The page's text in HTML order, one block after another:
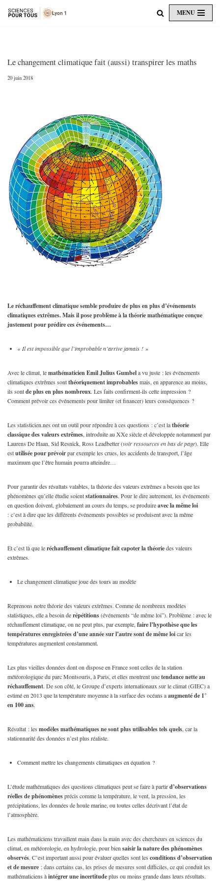
MENU
Le changement climatique fait (aussi) transpirer les maths
20 juin 2018
Le réchauffement climatique semble produire de plus en plus d’événements
climatiques extrêmes. Mais il pose problème à la théorie mathématique conçue
justement pour prédire ces événements…
« Il est impossible que l’improbable n’arrive jamais ! »
Avec le climat, lemathématicien Emil Julius Gumbela vu juste : les événements
climatiques extrêmes sontthéoriquement improbablesmais, en apparence au moins,
ils sontde plus en plus nombreux. Les faits confirment-ils cette impression ?
Comment prévoir ces événements pour limiter (et financer) leurs conséquences ?
Les statisticien.nes ont un outil pour répondre à ces questions : c’est lathéorie
classique des valeurs extrêmes, introduite au XXe siècle et développée notamment par
Laurens De Haan, Sid Resnick, Ross Leadbetter (voir ressources en bas de page). Elle
estutilisée pour prévoirpar exemple les crues, les accidents de transport, l’âge
maximum que l’être humain pourra atteindre…
Pour garantir des résultats valables, la théorie des valeurs extrêmes a besoin que les
phénomènes qu’elle étudie soientstationnaires. Pour le dire autrement, les événements
en question doivent, globalement au cours du temps, se produireavec la même loi
: c’est à dire que les différents événements possibles se produisent avec la même
probabilité.
Et c’est là que leréchauffement climatique fait capoter la théoriedes valeurs
extrêmes.
Le changement climatique joue des tours au modèle
Reprenons notre théorie des valeurs extrêmes. Comme de nombreux modèles
statistiques, elle a besoin derépétitions(événements “de même loi”). Problème : avec le
réchauffement climatique, on ne peut plus, par exemple, faire l’hypothèse que les
températures enregistrées d’une année sur l’autre sont de même loicar les
températures augmentent constamment.
Les plus vieilles données dont on dispose en France sont celles de la station
météorologique du parc Montsouris, à Paris, et elles montrent unetendance nette au
réchauffement. De son côté, le Groupe d’experts internationaux sur le climat (GIEC) a
estimé en 2013 que la température moyenne à la surface des océans aaugmenté de 1°
en 100 ans.
Résultat : les modèles mathématiques ne sont plus utilisables tels quels, car la
stationnarité des données n’est plus réaliste.
Comment mettre les changements climatiques en équation ?
L’étude mathématiques des questions climatiques peut se faire à partird’observations
réelles de phénomènesprécis comme la température, le vent, la pression, les
précipitations, les données de houle marine, ou toutes celles décrivant l’état de
l’atmosphère.
Les mathématiciens travaillent main dans la main avec des chercheurs en sciences du
climat, en météorologie, en hydrologie, pour bien saisir la nature des phénomènes
observés. C’est important aussi pour évaluer quelles sont les conditions d’observation
et de mesure : dans certains cas, les prises de mesures sont difficiles, ce qui conduit les
mathématiciens àintégrer une incertitudeplus ou moins grande dans leurs résultats.